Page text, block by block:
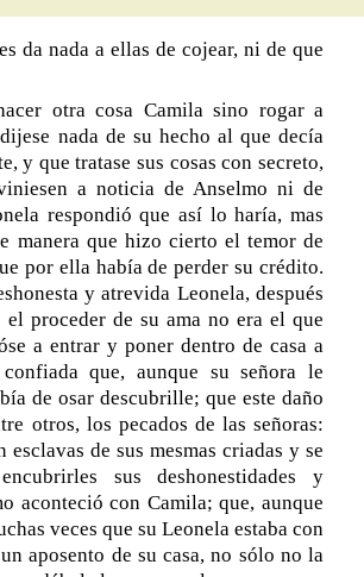
da nada a ellas de cojear, ni de que
otra cosa Camila sino rogar a
nada de su hecho al que decía
y que tratase sus cosas con secreto,
a noticia de Anselmo ni de
respondió que así lo haría, mas
manera que hizo cierto el temor de
por ella había de perder su crédito.
y atrevida Leonela, después
proceder de su ama no era el que
a entrar y poner dentro de casa a
que, aunque su señora le
de osar descubrille; que este daño
otros, los pecados de las señoras:
esclavas de sus mesmas criadas y se
sus deshonestidades y
aconteció con Camila; que, aunque
veces que su Leonela estaba con
aposento de su casa, no sólo no la